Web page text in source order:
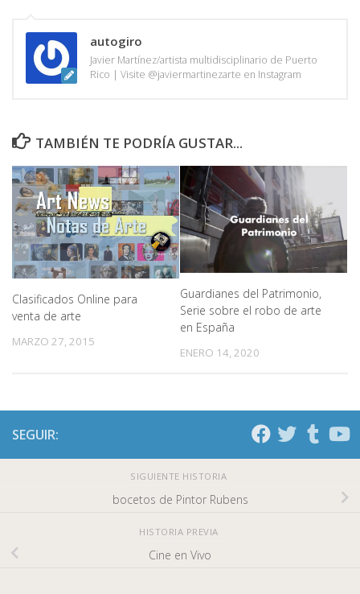
autogiro
Javier Martínez/artista multidisciplinario de Puerto
Rico | Visite @javiermartinezarte en Instagram
TAMBIÉN TE PODRÍA GUSTAR...
Clasificados Online para
venta de arte
MARZO 27, 2015
Guardianes del Patrimonio,
Serie sobre el robo de arte
en España
ENERO 14, 2020
SEGUIR:
SIGUIENTE HISTORIA
bocetos de Pintor Rubens
HISTORIA PREVIA
Cine en Vivo